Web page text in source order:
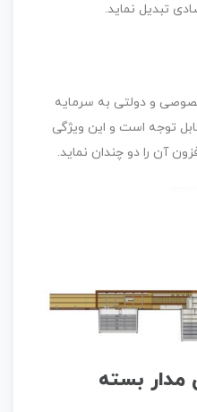
تبدیل نماید.
و دولتی به سرمایه
مشهود و قابل توجه است و این ویژگی
آن را دو چندان نماید.
بسته